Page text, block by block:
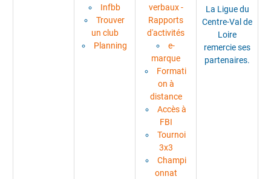
Infbb
Trouver
un club
Planning
verbaux -
Rapports
d'activités
e-
marque
Formati
on à
distance
Accès à
FBI
Tournoi
3x3
Champi
onnat
La Ligue du
Centre-Val de
Loire
remercie ses
partenaires.